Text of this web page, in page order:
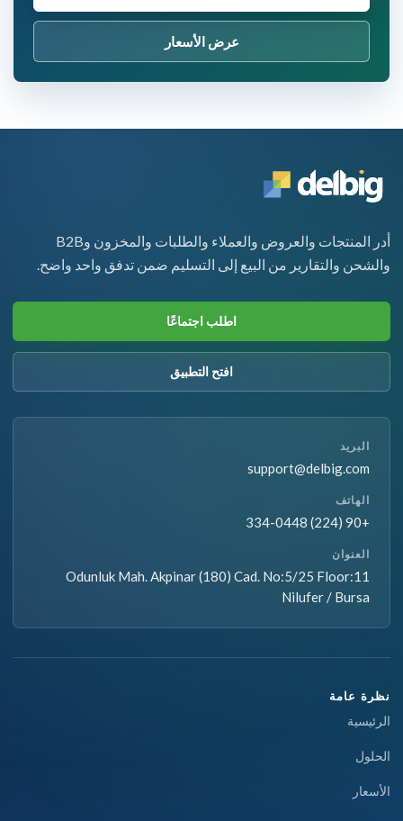
عرض الأسعار
أدر المنتجات والعروض والعملاء والطلبات والمخزون وB2B
والشحن والتقارير من البيع إلى التسليم ضمن تدفق واحد واضح.
اطلب اجتماعًا
افتح التطبيق
البريد
support@delbig.com
الهاتف
+90 (224) 334-0448
العنوان
Odunluk Mah. Akpinar (180) Cad. No:5/25 Floor:11
Nilufer / Bursa
نظرة عامة
الرئيسية
الحلول
الأسعار